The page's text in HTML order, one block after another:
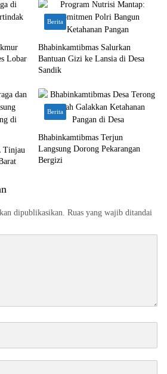
Lobar
Berita
Bhabinkamtibmas Salurkan
Bantuan Gizi ke Lansia di Desa
Sandik
Tinjau
Berita
Bhabinkamtibmas Terjun
Langsung Dorong Pekarangan
Bergizi
dipublikasikan. Ruas yang wajib ditandai